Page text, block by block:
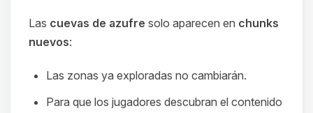
Las cuevas de azufre solo aparecen en chunks
nuevos:
Las zonas ya exploradas no cambiarán.
Para que los jugadores descubran el contenido